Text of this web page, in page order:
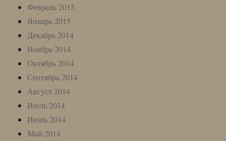
Февраль 2015
Январь 2015
Декабрь 2014
Ноябрь 2014
Октябрь 2014
Сентябрь 2014
Август 2014
Июль 2014
Июнь 2014
Май 2014